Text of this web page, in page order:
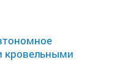
кровельными